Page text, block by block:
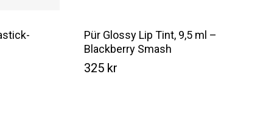
Pür Glossy Lip Tint, 9,5 ml –
Blackberry Smash
325 kr